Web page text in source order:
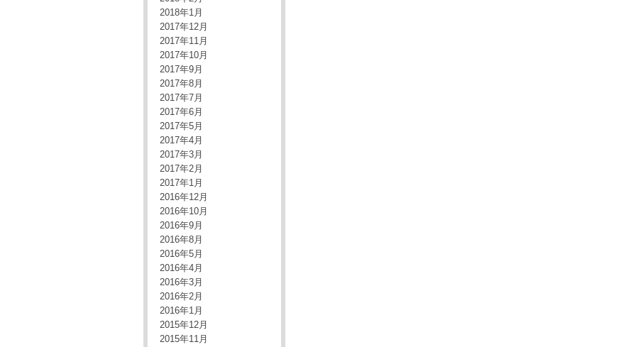
2018年1月
2017年12月
2017年11月
2017年10月
2017年9月
2017年8月
2017年7月
2017年6月
2017年5月
2017年4月
2017年3月
2017年2月
2017年1月
2016年12月
2016年10月
2016年9月
2016年8月
2016年5月
2016年4月
2016年3月
2016年2月
2016年1月
2015年12月
2015年11月